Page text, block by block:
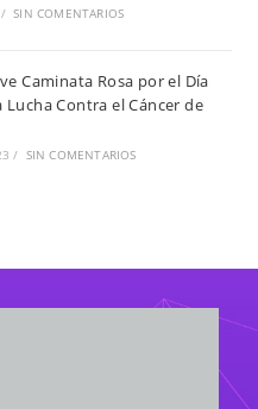
/ SIN COMENTARIOS
Caminata Rosa por el Día
Contra el Cáncer de
/ SIN COMENTARIOS